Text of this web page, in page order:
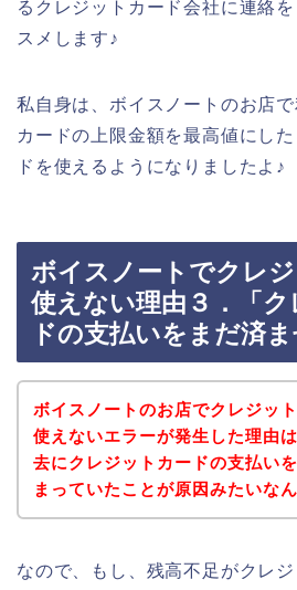
るクレジットカード会社に連絡
スメします♪
私自身は、ボイスノートのお店
カードの上限金額を最高値にし
ドを使えるようになりましたよ♪
ボイスノートでクレ
使えない理由３．「
ドの支払いをまだ済
ボイスノートのお店でクレジッ
使えないエラーが発生した理由
去にクレジットカードの支払い
まっていたことが原因みたいな
なので、もし、残高不足がクレ